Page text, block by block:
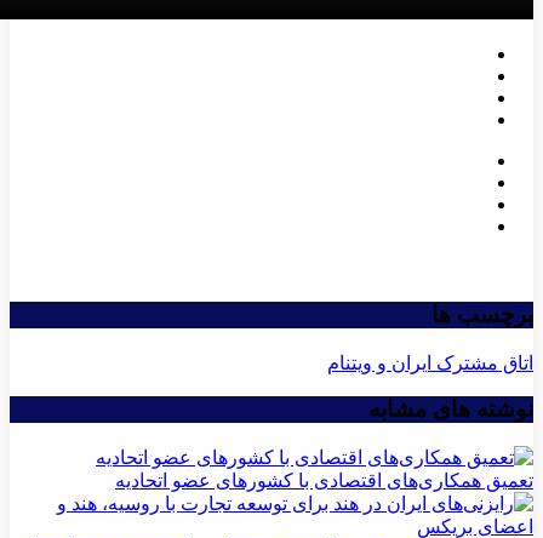
برچسب ها
اتاق مشترک ایران و ویتنام
نوشته های مشابه
تعمیق همکاری‌های اقتصادی با کشورهای عضو اتحادیه